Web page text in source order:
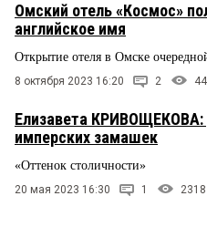
Омский отель «Космос»
английское имя
Открытие отеля в Омске
8 октября 2023 16:20 2
Елизавета КРИВОЩЕКОВА:
имперских замашек
«Оттенок столичности»
20 мая 2023 16:30 1 2318